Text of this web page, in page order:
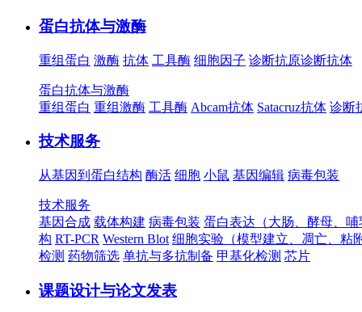
蛋白抗体与激酶
重组蛋白 激酶 抗体 工具酶 细胞因子 诊断抗原诊断抗体
蛋白抗体与激酶
重组蛋白 重组激酶 工具酶 Abcam抗体 Satacruz抗体 诊断
技术服务
从基因到蛋白结构 酶活 细胞 小鼠 基因编辑 病毒包装
技术服务
基因合成 载体构建 病毒包装 蛋白表达（大肠、酵母、
构 RT-PCR Western Blot 细胞实验（模型建立、凋亡、粘
检测 药物筛选 单抗与多抗制备 甲基化检测 芯片
课题设计与论文发表